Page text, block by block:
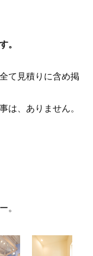
。
て見積りに含め掲
は、ありません。
。